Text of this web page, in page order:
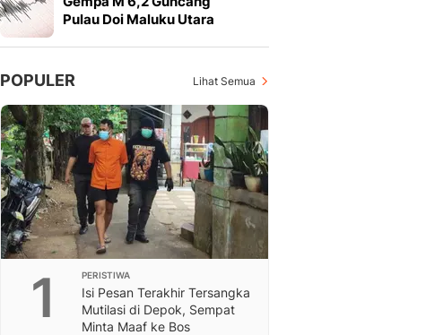
Pulau Doi Maluku Utara
POPULER Lihat Semua
1 PERISTIWA
Isi Pesan Terakhir Tersangka
Mutilasi di Depok, Sempat
Minta Maaf ke Bos